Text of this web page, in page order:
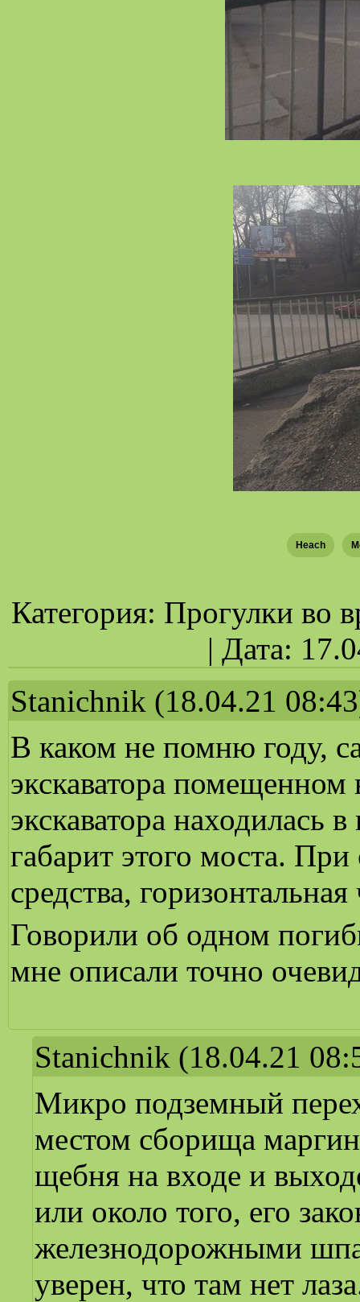
Heach
Категория: Прогулки во
| Дата:
Stanichnik (18.04.21
В каком не помню году,
экскаватора помещенном
экскаватора находилась
габарит этого моста.
средства,
Говорили об одном
мне описали точно
Stanichnik (18.04.21
Микро подземный
местом сборища
щебня на входе и
или около того, его
железнодорожными
уверен, что там нет